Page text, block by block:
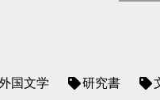
国文学 研究書